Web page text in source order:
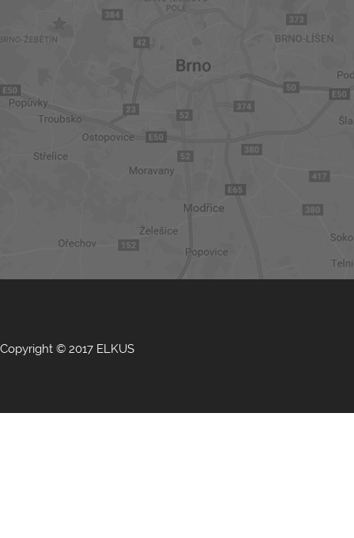
Copyright © 2017 ELKUS